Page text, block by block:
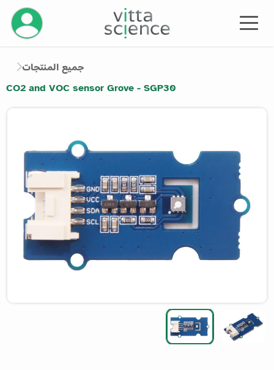
إدارة
جميع المنتجات
CO2 and VOC sensor Grove - SGP30